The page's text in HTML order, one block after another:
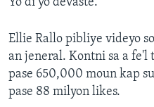
Yo di yo devaste.
Ellie Rallo pibliye videyo
an jeneral. Kontni sa a fe'l
pase 650,000 moun kap
pase 88 milyon likes.